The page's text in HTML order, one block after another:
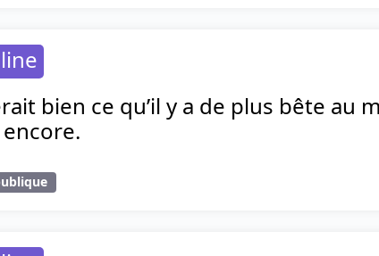
bien ce qu’il y a de plus bête au